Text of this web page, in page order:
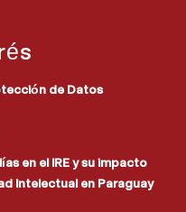
de Datos
en el IRE y su impacto
Intelectual en Paraguay